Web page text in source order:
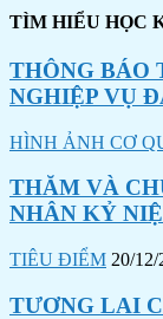
TÌM HIỂU HỌC
THÔNG BÁO
NGHIỆP VỤ
HÌNH ẢNH CƠ
THĂM VÀ
NHÂN KỶ
TIÊU ĐIỂM 20/12/
TƯƠNG LAI